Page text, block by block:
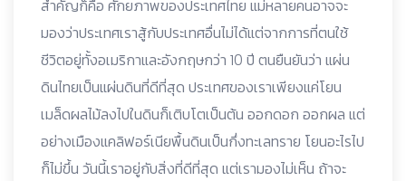
สำคัญก็คือ ศักยภาพของประเทศไทย แม่หลายคนอาจจะ
มองว่าประเทศเราสู้กับประเทศอื่นไม่ได้แต่จากการที่ตนใช้
ชีวิตอยู่ทั้งอเมริกาและอังกฤษกว่า 10 ปี ตนยืนยันว่า แผ่น
ดินไทยเป็นแผ่นดินที่ดีที่สุด ประเทศของเราเพียงแค่โยน
เมล็ดผลไม้ลงไปในดินก็เติบโตเป็นต้น ออกดอก ออกผล แต่
อย่างเมืองแคลิฟอร์เนียพื้นดินเป็นกึ่งทะเลทราย โยนอะไรไป
ก็ไม่ขึ้น วันนี้เราอยู่กับสิ่งที่ดีที่สุด แต่เรามองไม่เห็น ถ้าจะ